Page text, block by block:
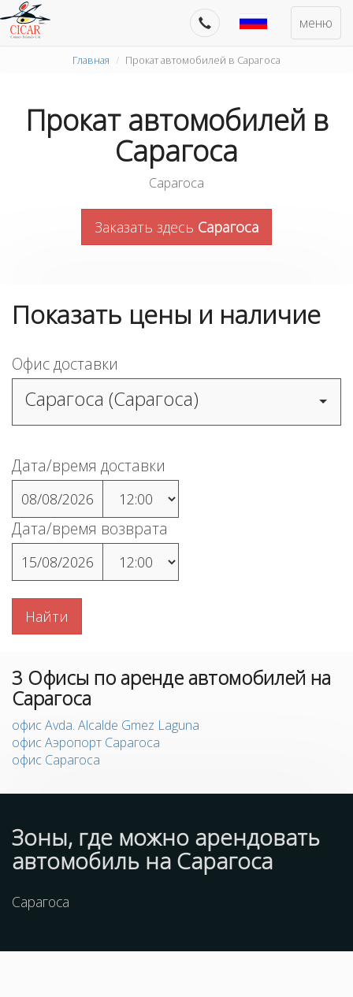
меню
Главная Прокат автомобилей в Сарагоса
Прокат автомобилей в
Сарагоса
Сарагоса
Заказать здесь Сарагоса
Показать цены и наличие
Офис доставки
Сарагоса (Сарагоса)
Дата/время доставки
08/08/2026
Дата/время возврата
15/08/2026
Найти
3 Офисы по аренде автомобилей на
Сарагоса
офис Avda. Alcalde Gmez Laguna
офис Аэропорт Сарагоса
офис Сарагоса
Зоны, где можно арендовать
автомобиль на Сарагоса
Сарагоса